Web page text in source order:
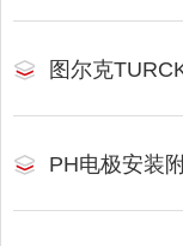
图尔克
PH电极安装